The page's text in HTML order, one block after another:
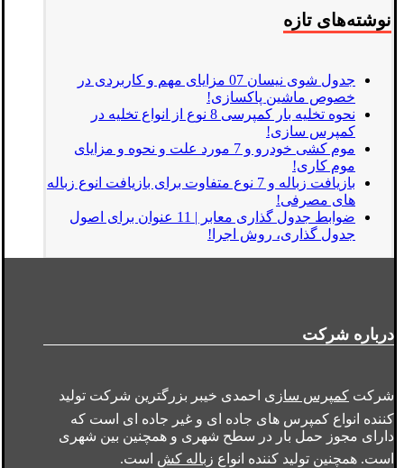
نوشته‌های تازه
جدول شوی نیسان 07 مزایای مهم و کاربردی در
خصوص ماشین پاکسازی!
نحوه تخلیه بار کمپرسی 8 نوع از انواع تخلیه در
کمپرس سازی!
موم کشی خودرو و 7 مورد علت و نحوه و مزایای
موم کاری!
بازیافت زباله و 7 نوع متفاوت برای بازیافت انوع زباله
های مصرفی!
ضوابط جدول گذاری معابر | 11 عنوان برای اصول
جدول گذاری، روش اجرا!
درباره شرکت
شرکت کمپرس سازی احمدی خیبر بزرگترین شرکت تولید
کننده انواع کمپرس های جاده ای و غیر جاده ای است که
دارای مجوز حمل بار در سطح شهری و همچنین بین شهری
است. همچنین تولید کننده انواع زباله کش است.